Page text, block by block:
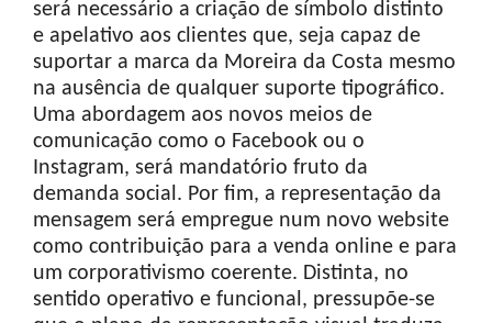
será necessário a criação de símbolo distinto
e apelativo aos clientes que, seja capaz de
suportar a marca da Moreira da Costa mesmo
na ausência de qualquer suporte tipográfico.
Uma abordagem aos novos meios de
comunicação como o Facebook ou o
Instagram, será mandatório fruto da
demanda social. Por fim, a representação da
mensagem será empregue num novo website
como contribuição para a venda online e para
um corporativismo coerente. Distinta, no
sentido operativo e funcional, pressupõe-se